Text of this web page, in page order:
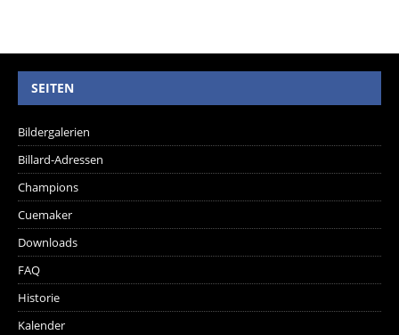
SEITEN
Bildergalerien
Billard-Adressen
Champions
Cuemaker
Downloads
FAQ
Historie
Kalender